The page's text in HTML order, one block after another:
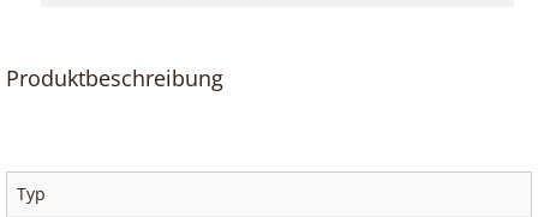
Produktbeschreibung
Typ